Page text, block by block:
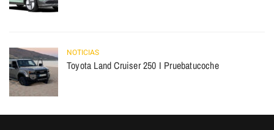
NOTICIAS
Toyota Land Cruiser 250 I Pruebatucoche